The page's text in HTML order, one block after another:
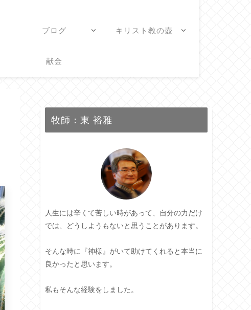
ブログ キリスト教の壺
献金
牧師：東 裕雅
人生には辛くて苦しい時があって、自分の力だけ
では、どうしようもないと思うことがあります。
そんな時に『神様』がいて助けてくれると本当に
良かったと思います。
私もそんな経験をしました。